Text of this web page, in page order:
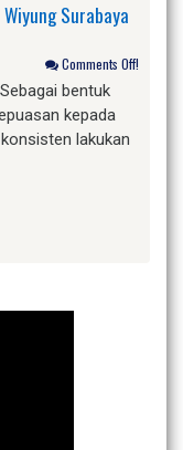
Surabaya
Comments Off!
bentuk
kepada
lakukan